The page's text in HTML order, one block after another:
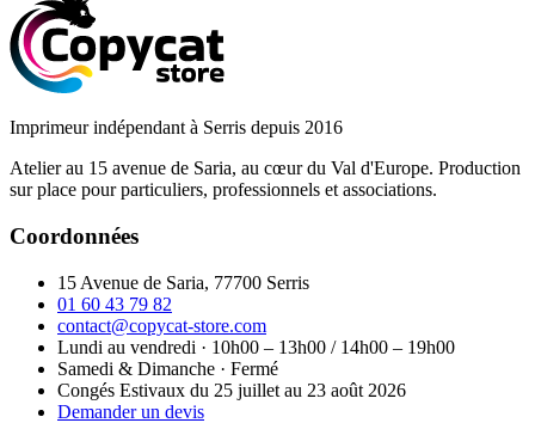
Imprimeur indépendant à Serris depuis 2016
Atelier au 15 avenue de Saria, au cœur du Val d'Europe. Production
sur place pour particuliers, professionnels et associations.
Coordonnées
15 Avenue de Saria, 77700 Serris
01 60 43 79 82
contact@copycat-store.com
Lundi au vendredi · 10h00 – 13h00 / 14h00 – 19h00
Samedi & Dimanche · Fermé
Congés Estivaux du 25 juillet au 23 août 2026
Demander un devis